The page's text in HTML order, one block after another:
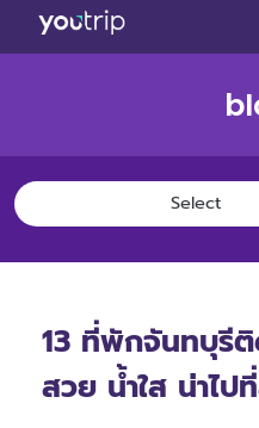
13 ที่พักจันทบุรีติ
สวย น้ำใส น่าไป